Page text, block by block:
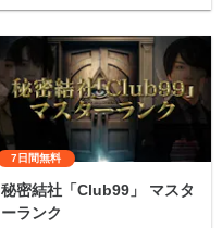
7日間無料
秘密結社「Club99」 マスタ
ーランク